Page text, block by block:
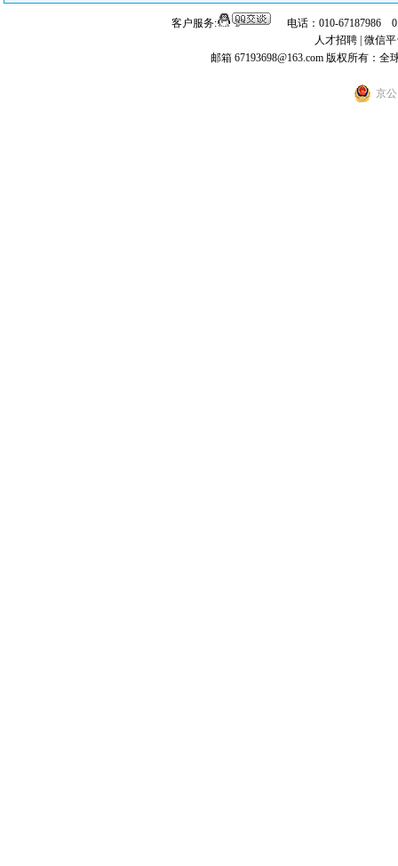
客户服务:
电话：010-67187986
人才招聘 微信
邮箱 67193698@163.com 版权所有：全
京公